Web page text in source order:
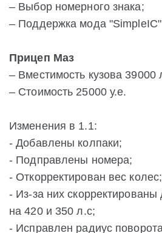
– Выбор номерного знака;
– Поддержка мода "SimpleIC"
Прицеп Mаз
– Вместимость кузова 39000
– Стоимость 25000 у.е.
Изменения в 1.1:
- Добавлены колпаки;
- Подправлены номера;
- Откорректирован вес колес;
- Из-за них
на 420 и 350 л.с;
- Исправлен радиус